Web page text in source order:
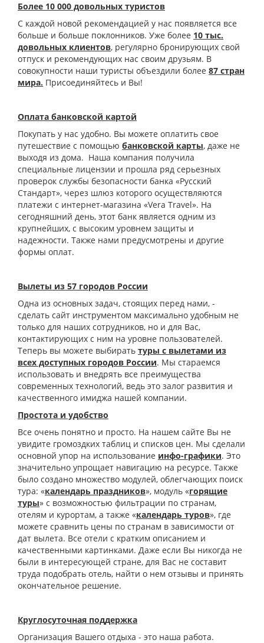
Более 10 000 довольных туристов
С каждой новой рекомендацией у нас появляется все
больше и больше поклонников. Уже более 10 тыс.
довольных клиентов, регулярно бронирующих свой
отпуск и рекомендующих нас своим друзьям. В
совокупности наши туристы объездили более 87 стран
мира. Присоединяйтесь и Вы!
Оплата банковской картой
Покупать у нас удобно. Вы можете оплатить свое
путешествие с помощью банковской карты, даже не
выходя из дома. Наша компания получила
специальные лицензии и прошла ряд серьезных
проверок службы безопасности банка «Русский
Стандарт», через шлюз которого осуществляются
платежи с интернет-магазина «Vera Travel». На
сегодняшний день, этот банк является одним из
крупнейших, с высоким уровнем защиты и
надежности. Также нами предусмотрены и другие
формы оплат.
Вылеты из 57 городов России
Одна из основных задач, стоящих перед нами, -
сделать сайт инструментом максимально удобным не
только для наших сотрудников, но и для Вас,
контактирующих с ним на уровне пользователей.
Теперь вы можете выбирать туры с вылетами из
всех доступных городов России. Мы стараемся
использовать и внедрять все преимущества
современных технологий, ведь это залог развития и
качественного имиджа нашей компании.
Простота и удобство
Все очень понятно и просто. На нашем сайте Вы не
увидите громоздких таблиц и списков цен. Мы сделали
основной упор на использование инфо-графики. Это
значительно упрощает навигацию на ресурсе. Также
было создано множество модулей, облегчающих поиск
тура: «календарь праздников», модуль «горящие
туры» с возможностью фильтрации по странам,
отелям и курортам, а также «календарь туров», где
можете сравнить цены по странам в зависимости от
дат вылета. Все отели с кратким описанием и
качественными картинками. Даже если Вы никогда не
были в интересующей стране, для Вас не составит
труда подобрать отель, найти о нем отзывы и принять
окончательное решение.
Круглосуточная поддержка
Организация Вашего отдыха - это наша работа.